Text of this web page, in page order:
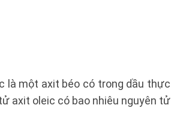
là một axit béo có trong dầu thực
axit oleic có bao nhiêu nguyên tử